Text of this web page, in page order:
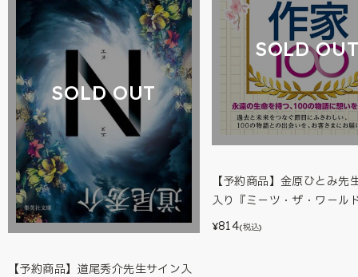
SOLD OUT
【予約商品】道尾秀介先生サイン入
SOLD
【予約商品】金原ひとみ先
入り『ミ－ツ・ザ・ワ－ル
¥814(税込)